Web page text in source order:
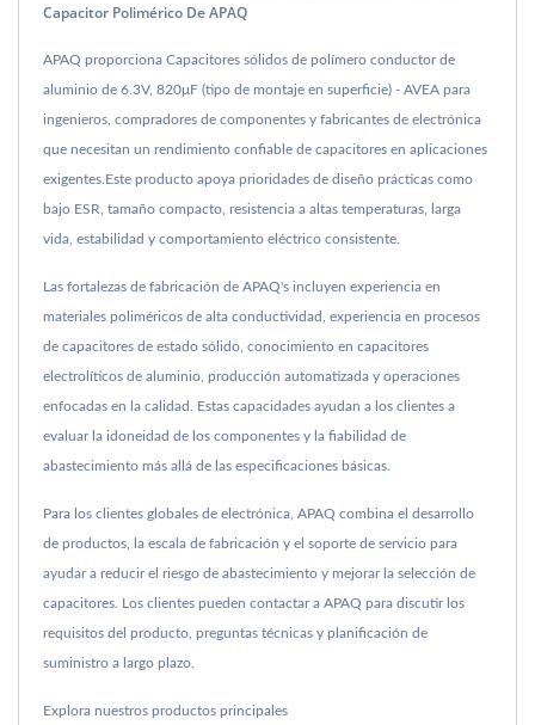
Capacitor Polimérico De APAQ
APAQ proporciona Capacitores sólidos de polímero conductor de
aluminio de 6.3V, 820μF (tipo de montaje en superficie) - AVEA para
ingenieros, compradores de componentes y fabricantes de electrónica
que necesitan un rendimiento confiable de capacitores en aplicaciones
exigentes.Este producto apoya prioridades de diseño prácticas como
bajo ESR, tamaño compacto, resistencia a altas temperaturas, larga
vida, estabilidad y comportamiento eléctrico consistente.
Las fortalezas de fabricación de APAQ's incluyen experiencia en
materiales poliméricos de alta conductividad, experiencia en procesos
de capacitores de estado sólido, conocimiento en capacitores
electrolíticos de aluminio, producción automatizada y operaciones
enfocadas en la calidad. Estas capacidades ayudan a los clientes a
evaluar la idoneidad de los componentes y la fiabilidad de
abastecimiento más allá de las especificaciones básicas.
Para los clientes globales de electrónica, APAQ combina el desarrollo
de productos, la escala de fabricación y el soporte de servicio para
ayudar a reducir el riesgo de abastecimiento y mejorar la selección de
capacitores. Los clientes pueden contactar a APAQ para discutir los
requisitos del producto, preguntas técnicas y planificación de
suministro a largo plazo.
Explora nuestros productos principales